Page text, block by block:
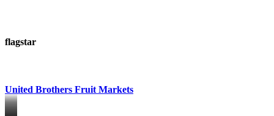
flagstar
United Brothers Fruit Markets